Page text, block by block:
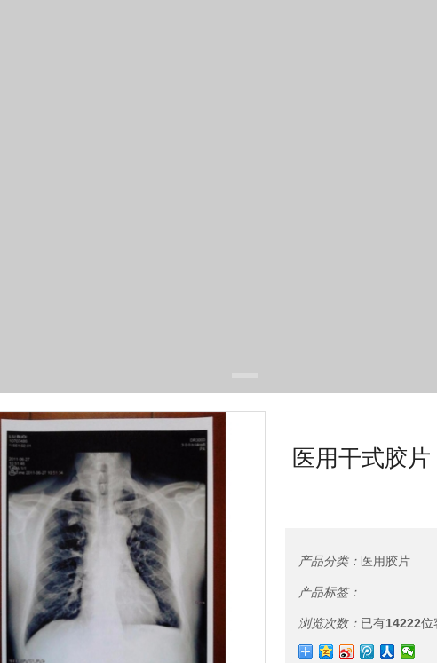
医用干式胶
产品分类： 医用胶片
产品标签：
浏览次数： 已有14222位